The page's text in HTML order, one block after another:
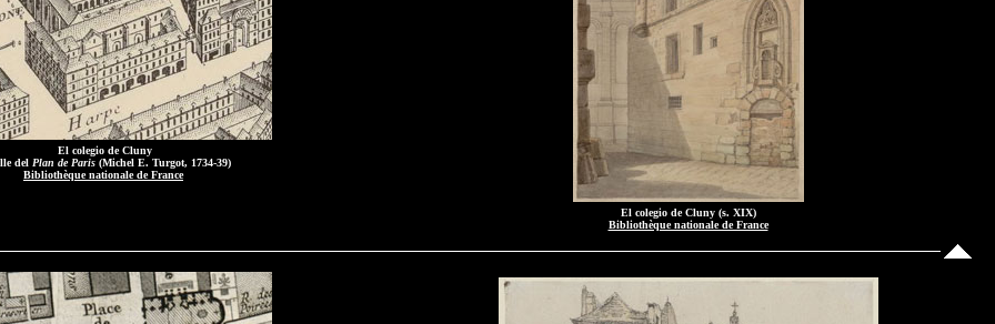
El colegio de Cluny
del Plan de Paris (Michel E. Turgot, 1734-39)
Bibliothèque nationale de France
El colegio de Cluny (s. XIX)
Bibliothèque nationale de France